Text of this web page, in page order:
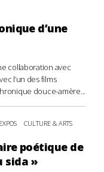
d’une
collaboration avec
l’un des films
douce-amère...
CULTURE & ARTS
poétique de
sida »